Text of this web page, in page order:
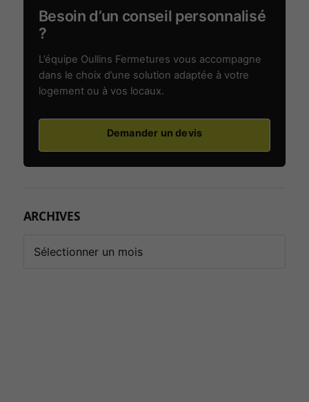
Besoin d’un conseil personnalisé
?
L’équipe Oullins Fermetures vous accompagne
dans le choix d’une solution adaptée à votre
logement ou à vos locaux.
Demander un devis
ARCHIVES
à la sécurité et à
peuvent pas
être désactivés.
Audience
Mesure